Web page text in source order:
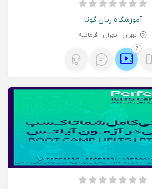
آموزشگاه زبان گوتا
تهران - تهران - فرمانیه
2